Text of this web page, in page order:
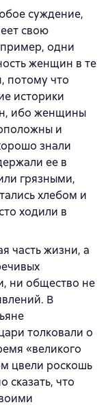
суждение,
свою
одни
женщин в те
потому что
историки
ибо женщины
и
знали
ее в
грязными,
хлебом и
ходили в
часть жизни, а
ни общество не
В
толковали о
«великого
цвели роскошь
сказать, что